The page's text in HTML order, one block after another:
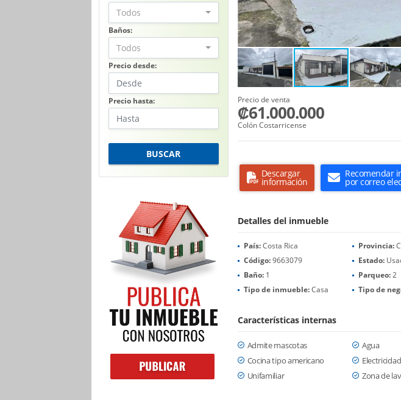
Todos
Baños:
Todos
Precio desde:
Precio hasta:
BUSCAR
Precio de venta
₡61.000.000
Colón Costarricense
Descargar
información
Recomendar
por correo
Detalles del inmueble
País:Costa Rica Provincia:
Código:9663079 Estado:
Baño:1 Parqueo:2
Tipo de inmueble:Casa Tipo de
Características internas
Admite mascotas Agua
Cocina tipo americano
Electricidad
Unifamiliar
Zona de